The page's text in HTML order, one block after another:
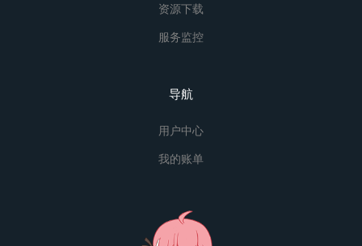
资源下载
服务监控
导航
用户中心
我的账单